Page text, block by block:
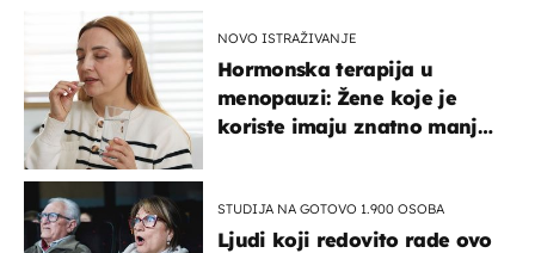
NOVO ISTRAŽIVANJE
Hormonska terapija u
menopauzi: Žene koje je
koriste imaju znatno manji
STUDIJA NA GOTOVO 1.900 OSOBA
Ljudi koji redovito rade ovo